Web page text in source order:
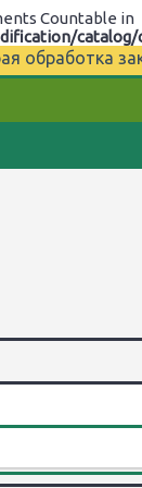
Countable in
обработка